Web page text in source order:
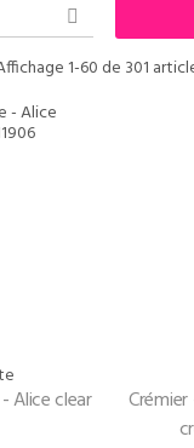

1-60 de 301
Alice clear